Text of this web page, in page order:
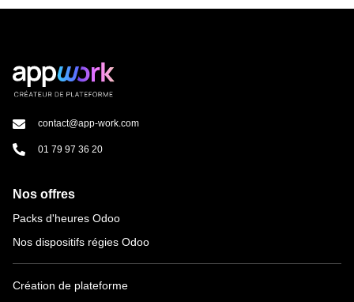
contact@app-work.com
01 79 97 36 20
Nos offres
Packs d'heures Odoo
Nos dispositifs régies Odoo
Création de plateforme